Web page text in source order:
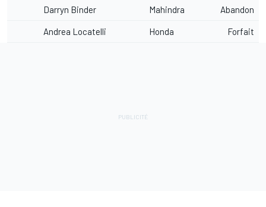
Darryn Binder Mahindra Abandon
Andrea Locatelli Honda Forfait